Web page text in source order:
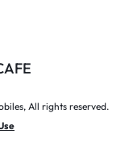
All rights reserved.